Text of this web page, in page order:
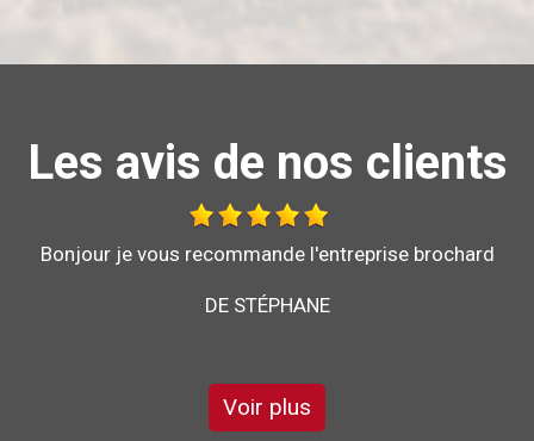
Les avis de nos clients
Au top, je recommande !!
DE ORNELLA
Voir plus